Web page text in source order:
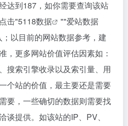
达到187，如你需要查询该站
击"5118数据 ""爱站数据
；以目前的网站数据参考，建
，更多网站价值评估因素如：
搜索引擎收录以及索引量、用
个站的价值，最主要还是需要
要，一些确切的数据则需要找
谈提供。如该站的IP、PV、